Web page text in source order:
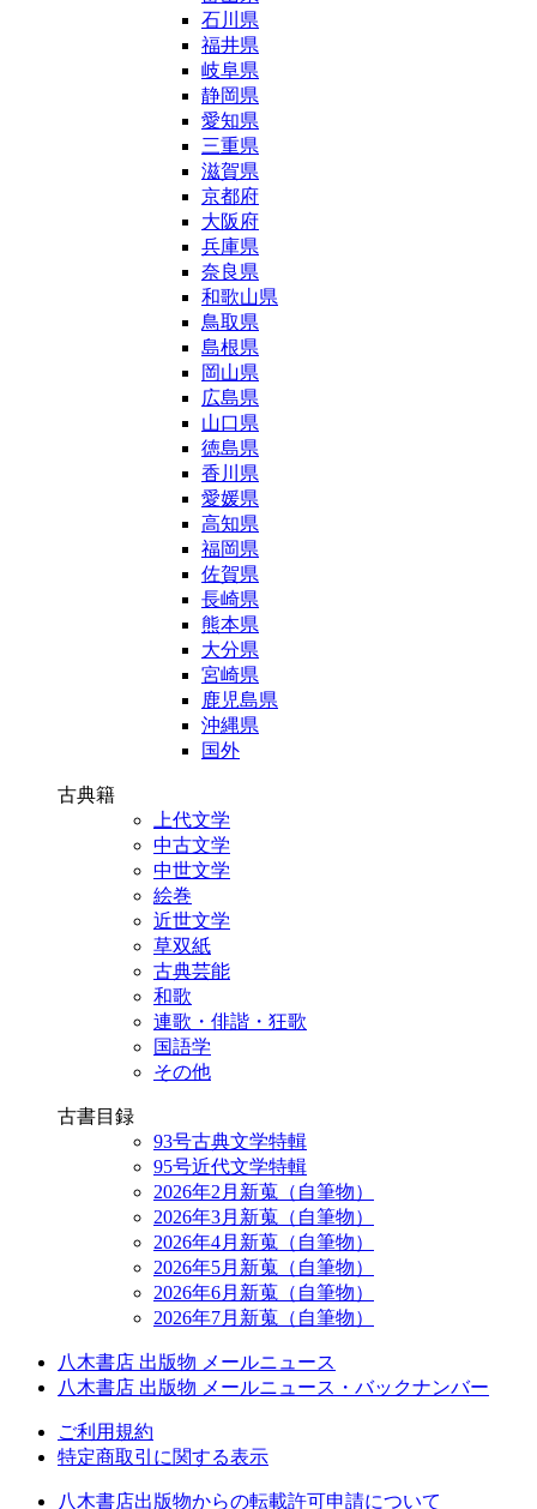
石川県
福井県
岐阜県
静岡県
愛知県
三重県
滋賀県
京都府
大阪府
兵庫県
奈良県
和歌山県
鳥取県
島根県
岡山県
広島県
山口県
徳島県
香川県
愛媛県
高知県
福岡県
佐賀県
長崎県
熊本県
大分県
宮崎県
鹿児島県
沖縄県
国外
古典籍
上代文学
中古文学
中世文学
絵巻
近世文学
草双紙
古典芸能
和歌
連歌・俳諧・狂歌
国語学
その他
古書目録
93号古典文学特輯
95号近代文学特輯
2026年2月新蒐（自筆物）
2026年3月新蒐（自筆物）
2026年4月新蒐（自筆物）
2026年5月新蒐（自筆物）
2026年6月新蒐（自筆物）
2026年7月新蒐（自筆物）
八木書店 出版物 メールニュース
八木書店 出版物 メールニュース・バックナンバー
ご利用規約
特定商取引に関する表示
八木書店出版物からの転載許可申請について